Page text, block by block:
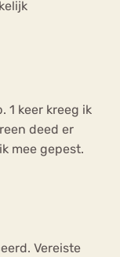
1 keer kreeg ik
deed er
mee gepest.
Vereiste